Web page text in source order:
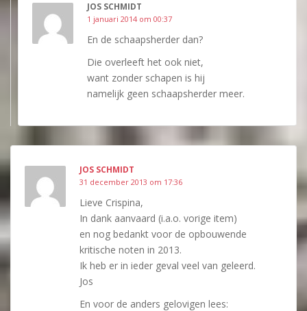
JOS SCHMIDT
1 januari 2014 om 00:37
En de schaapsherder dan?
Die overleeft het ook niet,
want zonder schapen is hij
namelijk geen schaapsherder meer.
JOS SCHMIDT
31 december 2013 om 17:36
Lieve Crispina,
In dank aanvaard (i.a.o. vorige item)
en nog bedankt voor de opbouwende
kritische noten in 2013.
Ik heb er in ieder geval veel van geleerd.
Jos
En voor de anders gelovigen lees: